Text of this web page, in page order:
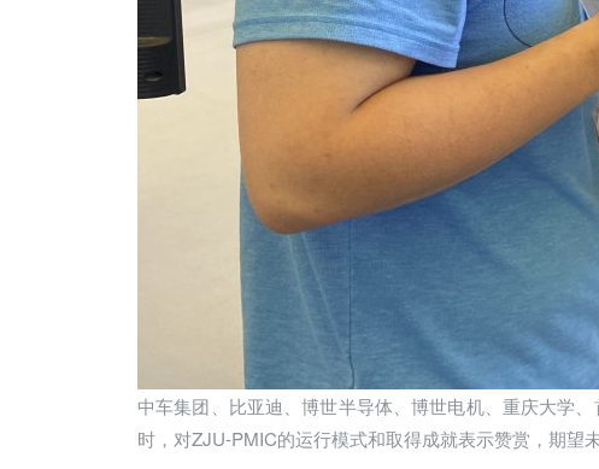
中车集团、比亚迪、博世半导体、博世电机、重庆大学
时，对ZJU-PMIC的运行模式和取得成就表示赞赏，期望